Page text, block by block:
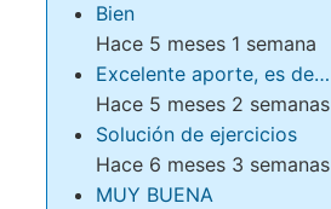
Bien
Hace 5 meses 1 semana
Excelente aporte, es de…
Hace 5 meses 2 semanas
Solución de ejercicios
Hace 6 meses 3 semanas
MUY BUENA